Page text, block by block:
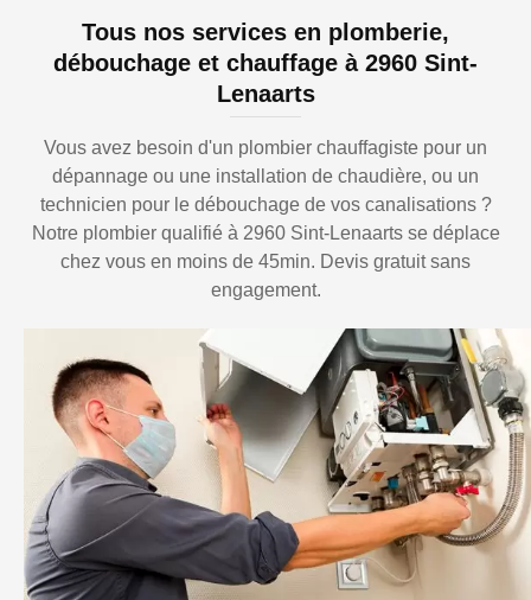
Tous nos services en plomberie,
débouchage et chauffage à 2960 Sint-
Lenaarts
Vous avez besoin d'un plombier chauffagiste pour un
dépannage ou une installation de chaudière, ou un
technicien pour le débouchage de vos canalisations ?
Notre plombier qualifié à 2960 Sint-Lenaarts se déplace
chez vous en moins de 45min. Devis gratuit sans
engagement.